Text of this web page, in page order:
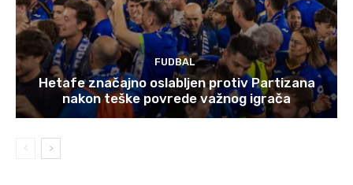
FUDBAL
Hetafe značajno oslabljen protiv Partizana
nakon teške povrede važnog igrača